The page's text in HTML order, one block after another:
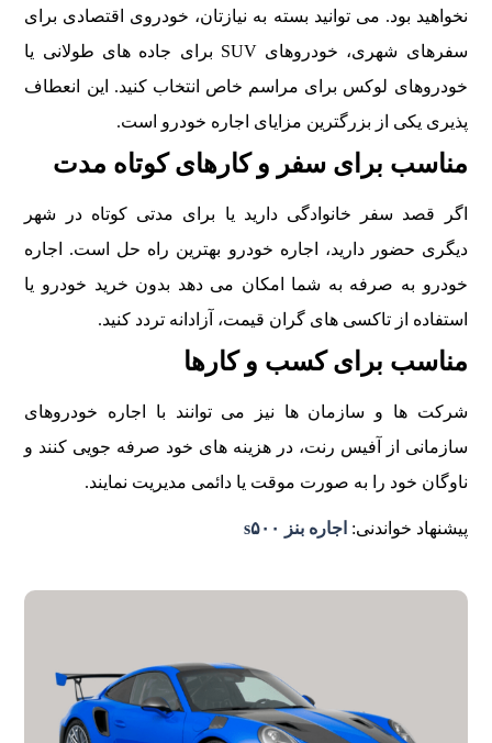
نخواهید بود. می توانید بسته به نیازتان، خودروی اقتصادی برای
سفرهای شهری، خودروهای SUV برای جاده های طولانی یا
خودروهای لوکس برای مراسم خاص انتخاب کنید. این انعطاف
پذیری یکی از بزرگترین مزایای اجاره خودرو است.
مناسب برای سفر و کارهای کوتاه مدت
اگر قصد سفر خانوادگی دارید یا برای مدتی کوتاه در شهر
دیگری حضور دارید، اجاره خودرو بهترین راه حل است. اجاره
خودرو به صرفه به شما امکان می دهد بدون خرید خودرو یا
استفاده از تاکسی های گران قیمت، آزادانه تردد کنید.
مناسب برای کسب و کارها
شرکت ها و سازمان ها نیز می توانند با اجاره خودروهای
سازمانی از آفیس رنت، در هزینه های خود صرفه جویی کنند و
ناوگان خود را به صورت موقت یا دائمی مدیریت نمایند.
پیشنهاد خواندنی: اجاره بنز s۵۰۰